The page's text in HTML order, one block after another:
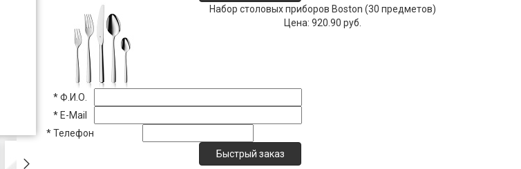
Набор столовых приборов Boston (30 предметов)
Цена: 920.90 руб.
*Ф.И.О.
* E-Mail
*Телефон